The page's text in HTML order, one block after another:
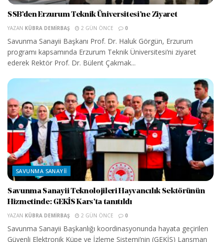
SSB’den Erzurum Teknik Üniversitesi’ne Ziyaret
YAZAN KÜBRA DEMIRBAŞ 2 GÜN ÖNCE 0
Savunma Sanayii Başkanı Prof. Dr. Haluk Görgün, Erzurum
programı kapsamında Erzurum Teknik Üniversitesi’ni ziyaret
ederek Rektör Prof. Dr. Bülent Çakmak...
SAVUNMA SANAYII
Savunma Sanayii Teknolojileri Hayvancılık Sektörünün
Hizmetinde: GEKİS Kars’ta tanıtıldı
YAZAN KÜBRA DEMIRBAŞ 2 GÜN ÖNCE 0
Savunma Sanayii Başkanlığı koordinasyonunda hayata geçirilen
Güvenli Elektronik Küpe ve İzleme Sistemi’nin (GEKİS) Lansman